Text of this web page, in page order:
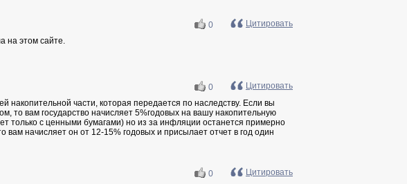
0
Цитировать
на этом сайте.
0
Цитировать
накопительной части, которая передается по наследству. Если вы
то вам государство начисляет 5%годовых на вашу накопительную
только с ценными бумагами) но из за инфляции останется примерно
начисляет он от 12-15% годовых и присылает отчет в год один
0
Цитировать